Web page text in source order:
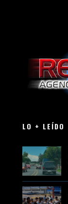
LO + LEÍDO